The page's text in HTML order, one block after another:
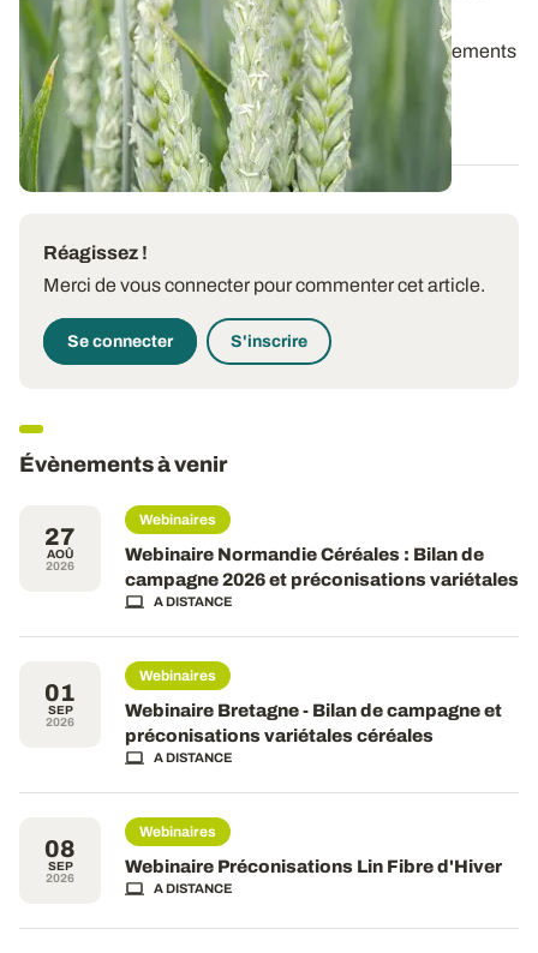
2026
Retrouvez la synthèse des résultats variétés et traitements
de semences en blé tendre d...
06 AOÛT 2026
Réagissez !
Merci de vous connecter pour commenter cet article.
Se connecter S'inscrire
Évènements à venir
27
AOÛ
2026
Webinaires
Webinaire Normandie Céréales : Bilan de
campagne 2026 et préconisations variétales
A DISTANCE
01
SEP
2026
Webinaires
Webinaire Bretagne - Bilan de campagne et
préconisations variétales céréales
A DISTANCE
08
SEP
2026
Webinaires
Webinaire Préconisations Lin Fibre d'Hiver
A DISTANCE